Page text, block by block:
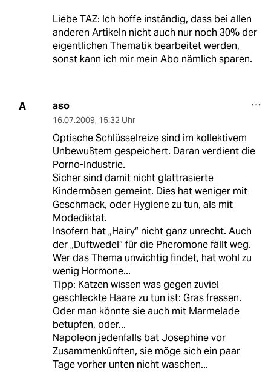
Liebe TAZ: Ich hoffe inständig, dass bei allen
anderen Artikeln nicht auch nur noch 30% der
eigentlichen Thematik bearbeitet werden,
sonst kann ich mir mein Abo nämlich sparen.
A aso
16.07.2009, 15:32 Uhr
Optische Schlüsselreize sind im kollektivem
Unbewußtem gespeichert. Daran verdient die
Porno-Industrie.
Sicher sind damit nicht glattrasierte
Kindermösen gemeint. Dies hat weniger mit
Geschmack, oder Hygiene zu tun, als mit
Modediktat.
Insofern hat „Hairy“ nicht ganz unrecht. Auch
der „Duftwedel“ für die Pheromone fällt weg.
Wer das Thema unwichtig findet, hat wohl zu
wenig Hormone...
Tipp: Katzen wissen was gegen zuviel
geschleckte Haare zu tun ist: Gras fressen.
Oder man könnte sie auch mit Marmelade
betupfen, oder...
Napoleon jedenfalls bat Josephine vor
Zusammenkünften, sie möge sich ein paar
Tage vorher unten nicht waschen...